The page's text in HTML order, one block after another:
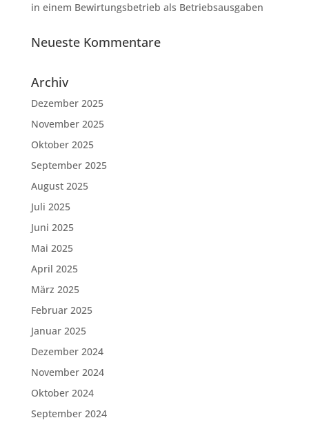
in einem Bewirtungsbetrieb als Betriebsausgaben
Neueste Kommentare
Archiv
Dezember 2025
November 2025
Oktober 2025
September 2025
August 2025
Juli 2025
Juni 2025
Mai 2025
April 2025
März 2025
Februar 2025
Januar 2025
Dezember 2024
November 2024
Oktober 2024
September 2024